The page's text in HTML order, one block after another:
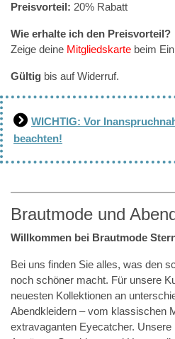
Preisvorteil: 20% Rabatt
Wie erhalte ich den Preisvorteil?
Zeige deine Mitgliedskarte beim
Gültig bis auf Widerruf.
WICHTIG: Vor
beachten!
Brautmode und
Willkommen bei Brautmode
Bei uns finden Sie alles, was den
noch schöner macht. Für unsere
neuesten Kollektionen an
Abendkleidern – vom klassischen
extravaganten Eyecatcher.